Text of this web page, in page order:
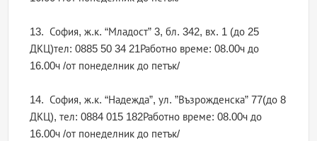
13. София, ж.к. “Младост” 3, бл. 342, вх. 1 (до 25
ДКЦ)тел: 0885 50 34 21Работно време: 08.00ч до
16.00ч /от понеделник до петък/
14. София, ж.к. “Надежда”, ул. ”Възрожденска” 77(до 8
ДКЦ), тел: 0884 015 182Работно време: 08.00ч до
16.00ч /от понеделник до петък/